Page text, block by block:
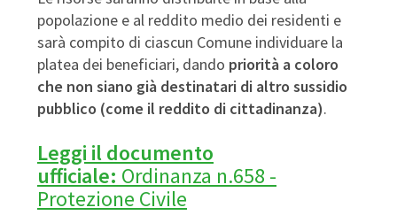
popolazione e al reddito medio dei residenti e
sarà compito di ciascun Comune individuare la
platea dei beneficiari, dando priorità a coloro
che non siano già destinatari di altro sussidio
pubblico (come il reddito di cittadinanza).
Leggi il documento
ufficiale: Ordinanza n.658 -
Protezione Civile